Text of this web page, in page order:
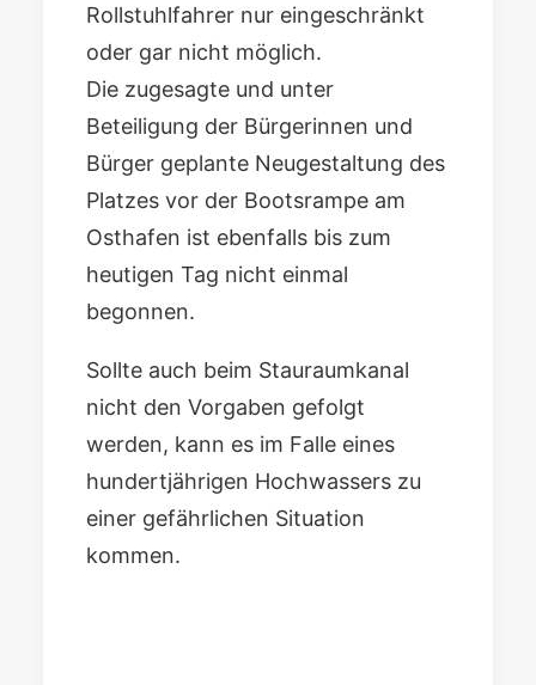
Rollstuhlfahrer nur eingeschränkt
oder gar nicht möglich.
Die zugesagte und unter
Beteiligung der Bürgerinnen und
Bürger geplante Neugestaltung des
Platzes vor der Bootsrampe am
Osthafen ist ebenfalls bis zum
heutigen Tag nicht einmal
begonnen.
Sollte auch beim Stauraumkanal
nicht den Vorgaben gefolgt
werden, kann es im Falle eines
hundertjährigen Hochwassers zu
einer gefährlichen Situation
kommen.